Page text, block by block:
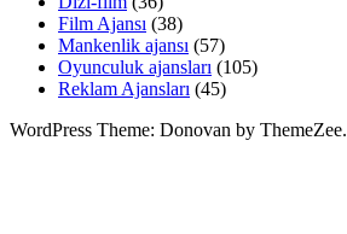
Film Ajansı (38)
Mankenlik ajansı (57)
Oyunculuk ajansları (105)
Reklam Ajansları (45)
WordPress Theme: Donovan by ThemeZee.